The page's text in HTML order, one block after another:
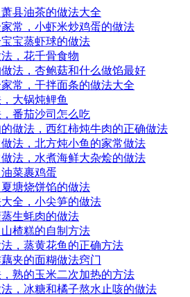
县油茶的做法大全
常，小虾米炒鸡蛋的做法
宝蒸虾球的做法
，花千骨食物
法，杏鲍菇和什么做馅最好
常，干拌面条的做法大全
大锅炖鲤鱼
番茄沙司怎么吃
做法，西红柿炖牛肉的正确做法
法，北方炖小鱼的家常做法
法，水煮海鲜大杂烩的做法
菜裹鸡蛋
塘烧饼馅的做法
全，小尖笋的做法
生蚝肉的做法
楂糕的自制方法
，蒸黄花鱼的正确方法
夹的面糊做法窍门
熟的玉米二次加热的方法
，冰糖和橘子熬水止咳的做法